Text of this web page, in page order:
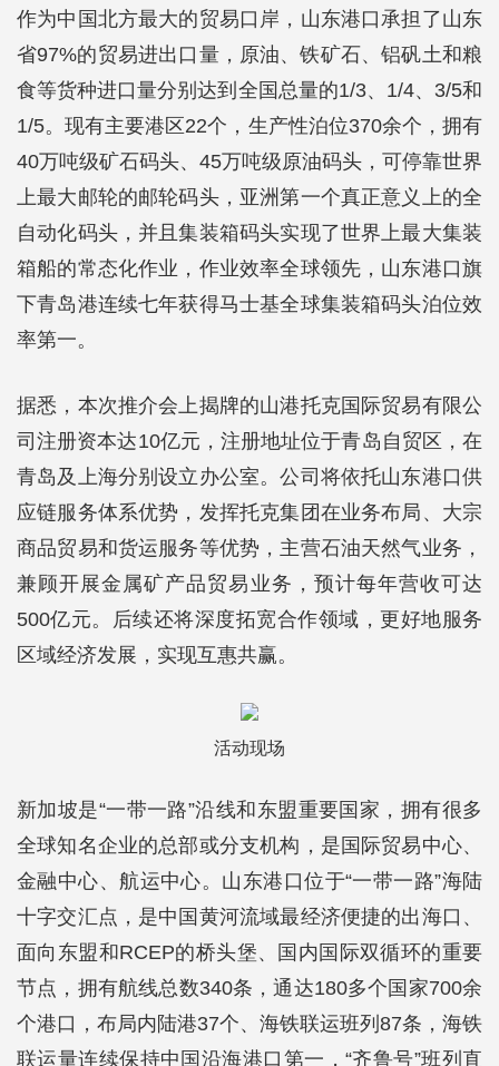
作为中国北方最大的贸易口岸，山东港口承担了山东
省97%的贸易进出口量，原油、铁矿石、铝矾土和粮
食等货种进口量分别达到全国总量的1/3、1/4、3/5和
1/5。现有主要港区22个，生产性泊位370余个，拥有
40万吨级矿石码头、45万吨级原油码头，可停靠世界
上最大邮轮的邮轮码头，亚洲第一个真正意义上的全
自动化码头，并且集装箱码头实现了世界上最大集装
箱船的常态化作业，作业效率全球领先，山东港口旗
下青岛港连续七年获得马士基全球集装箱码头泊位效
率第一。
据悉，本次推介会上揭牌的山港托克国际贸易有限公
司注册资本达10亿元，注册地址位于青岛自贸区，在
青岛及上海分别设立办公室。公司将依托山东港口供
应链服务体系优势，发挥托克集团在业务布局、大宗
商品贸易和货运服务等优势，主营石油天然气业务，
兼顾开展金属矿产品贸易业务，预计每年营收可达
500亿元。后续还将深度拓宽合作领域，更好地服务
区域经济发展，实现互惠共赢。
活动现场
新加坡是“一带一路”沿线和东盟重要国家，拥有很多
全球知名企业的总部或分支机构，是国际贸易中心、
金融中心、航运中心。山东港口位于“一带一路”海陆
十字交汇点，是中国黄河流域最经济便捷的出海口、
面向东盟和RCEP的桥头堡、国内国际双循环的重要
节点，拥有航线总数340条，通达180多个国家700余
个港口，布局内陆港37个、海铁联运班列87条，海铁
联运量连续保持中国沿海港口第一，“齐鲁号”班列直